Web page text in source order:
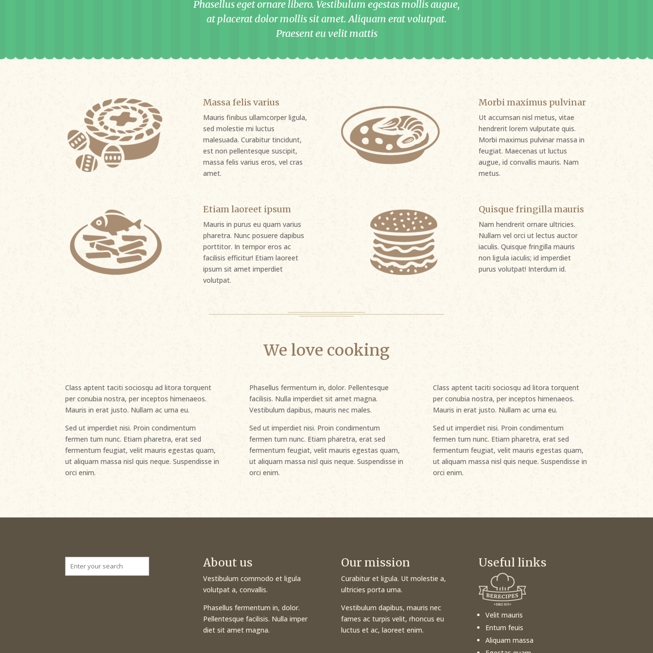
Phasellus eget ornare libero. Vestibulum egestas mollis augue,
at placerat dolor mollis sit amet. Aliquam erat volutpat.
Praesent eu velit mattis
Massa felis varius
Mauris finibus ullamcorper ligula,
sed molestie mi luctus
malesuada. Curabitur tincidunt,
est non pellentesque suscipit,
massa felis varius eros, vel cras
amet.
Morbi maximus pulvinar
Ut accumsan nisl metus, vitae
hendrerit lorem vulputate quis.
Morbi maximus pulvinar massa in
feugiat. Maecenas ut luctus
augue, id convallis mauris. Nam
metus.
Etiam laoreet ipsum
Mauris in purus eu quam varius
pharetra. Nunc posuere dapibus
porttitor. In tempor eros ac
facilisis efficitur! Etiam laoreet
ipsum sit amet imperdiet
volutpat.
Quisque fringilla mauris
Nam hendrerit ornare ultricies.
Nullam vel orci ut lectus auctor
iaculis. Quisque fringilla mauris
non ligula iaculis; id imperdiet
purus volutpat! Interdum id.
We love cooking
Class aptent taciti sociosqu ad litora torquent
per conubia nostra, per inceptos himenaeos.
Mauris in erat justo. Nullam ac urna eu.
Sed ut imperdiet nisi. Proin condimentum
fermen tum nunc. Etiam pharetra, erat sed
fermentum feugiat, velit mauris egestas quam,
ut aliquam massa nisl quis neque. Suspendisse in
orci enim.
Phasellus fermentum in, dolor. Pellentesque
facilisis. Nulla imperdiet sit amet magna.
Vestibulum dapibus, mauris nec males.
Sed ut imperdiet nisi. Proin condimentum
fermen tum nunc. Etiam pharetra, erat sed
fermentum feugiat, velit mauris egestas quam,
ut aliquam massa nisl quis neque. Suspendisse in
orci enim.
Class aptent taciti sociosqu ad litora torquent
per conubia nostra, per inceptos himenaeos.
Mauris in erat justo. Nullam ac urna eu.
Sed ut imperdiet nisi. Proin condimentum
fermen tum nunc. Etiam pharetra, erat sed
fermentum feugiat, velit mauris egestas quam,
ut aliquam massa nisl quis neque. Suspendisse in
orci enim.
About us
Vestibulum commodo et ligula
volutpat a, convallis.
Phasellus fermentum in, dolor.
Pellentesque facilisis. Nulla imper
diet sit amet magna.
Our mission
Curabitur et ligula. Ut molestie a,
ultricies porta urna.
Vestibulum dapibus, mauris nec
fames ac turpis velit, rhoncus eu
luctus et ac, laoreet enim.
Useful links
Velit mauris
Entum feuis
Aliquam massa